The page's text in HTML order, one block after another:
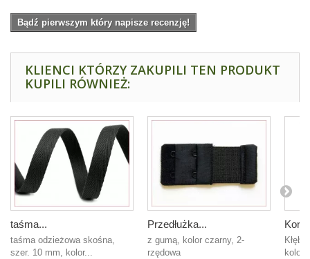
Bądź pierwszym który napisze recenzję!
KLIENCI KTÓRZY ZAKUPILI TEN PRODUKT
KUPILI RÓWNIEŻ:
taśma...
taśma odzieżowa skośna,
szer. 10 mm, kolor...
Przedłużka...
z gumą, kolor czarny, 2-
rzędowa
kolor